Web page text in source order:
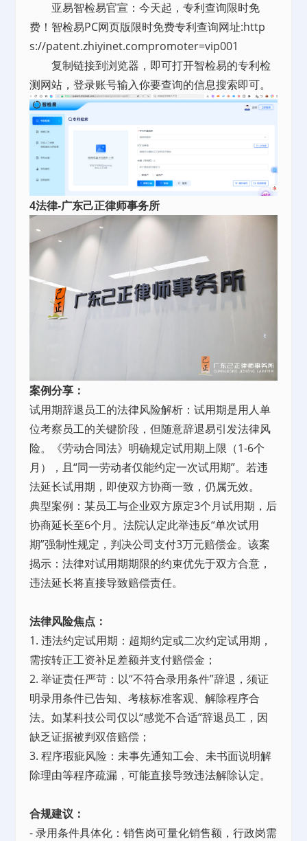
亚易智检易官宣：今天起，专利查询限时免
费！智检易PC网页版限时免费专利查询网址:http
s://patent.zhiyinet.compromoter=vip001
复制链接到浏览器，即可打开智检易的专利检
测网站，登录账号输入你要查询的信息搜索即可。
4法律-广东己正律师事务所
案例分享：
试用期辞退员工的法律风险解析：试用期是用人单
位考察员工的关键阶段，但随意辞退易引发法律风
险。《劳动合同法》明确规定试用期上限（1-6个
月），且“同一劳动者仅能约定一次试用期”。若违
法延长试用期，即使双方协商一致，仍属无效。
典型案例：某员工与企业双方原定3个月试用期，后
协商延长至6个月。法院认定此举违反“单次试用
期”强制性规定，判决公司支付3万元赔偿金。该案
揭示：法律对试用期期限的约束优先于双方合意，
违法延长将直接导致赔偿责任。
法律风险焦点：
1. 违法约定试用期：超期约定或二次约定试用期，
需按转正工资补足差额并支付赔偿金；
2. 举证责任严苛：以“不符合录用条件”辞退，须证
明录用条件已告知、考核标准客观、解除程序合
法。如某科技公司仅以“感觉不合适”辞退员工，因
缺乏证据被判双倍赔偿；
3. 程序瑕疵风险：未事先通知工会、未书面说明解
除理由等程序疏漏，可能直接导致违法解除认定。
合规建议：
- 录用条件具体化：销售岗可量化销售额，行政岗需